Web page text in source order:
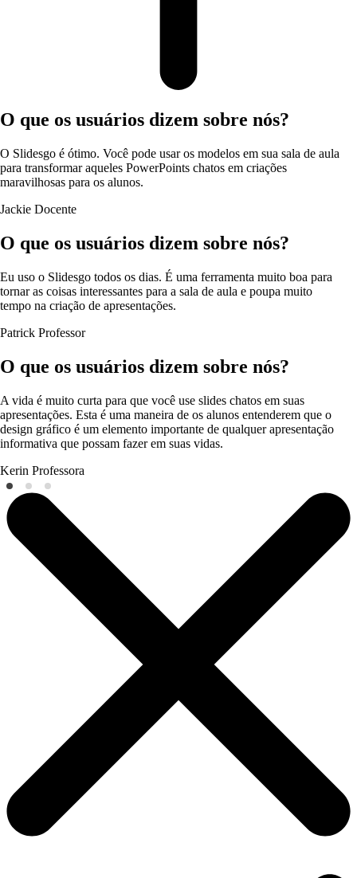
O que os usuários dizem sobre nós?
O Slidesgo é ótimo. Você pode usar os modelos em sua sala de aula
para transformar aqueles PowerPoints chatos em criações
maravilhosas para os alunos.
Jackie Docente
O que os usuários dizem sobre nós?
Eu uso o Slidesgo todos os dias. É uma ferramenta muito boa para
tornar as coisas interessantes para a sala de aula e poupa muito
tempo na criação de apresentações.
Patrick Professor
O que os usuários dizem sobre nós?
A vida é muito curta para que você use slides chatos em suas
apresentações. Esta é uma maneira de os alunos entenderem que o
design gráfico é um elemento importante de qualquer apresentação
informativa que possam fazer em suas vidas.
Kerin Professora